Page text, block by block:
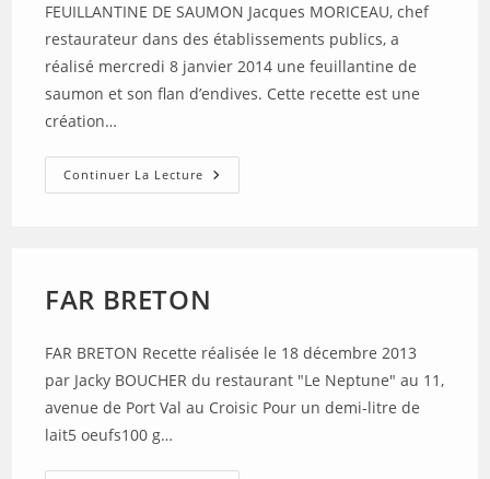
FEUILLANTINE DE SAUMON Jacques MORICEAU, chef
restaurateur dans des établissements publics, a
réalisé mercredi 8 janvier 2014 une feuillantine de
saumon et son flan d’endives. Cette recette est une
création…
Continuer La Lecture FEUILLANTINE
DE
FAR BRETON
FAR BRETON Recette réalisée le 18 décembre 2013
par Jacky BOUCHER du restaurant "Le Neptune" au 11,
avenue de Port Val au Croisic Pour un demi-litre de
lait5 oeufs100 g…